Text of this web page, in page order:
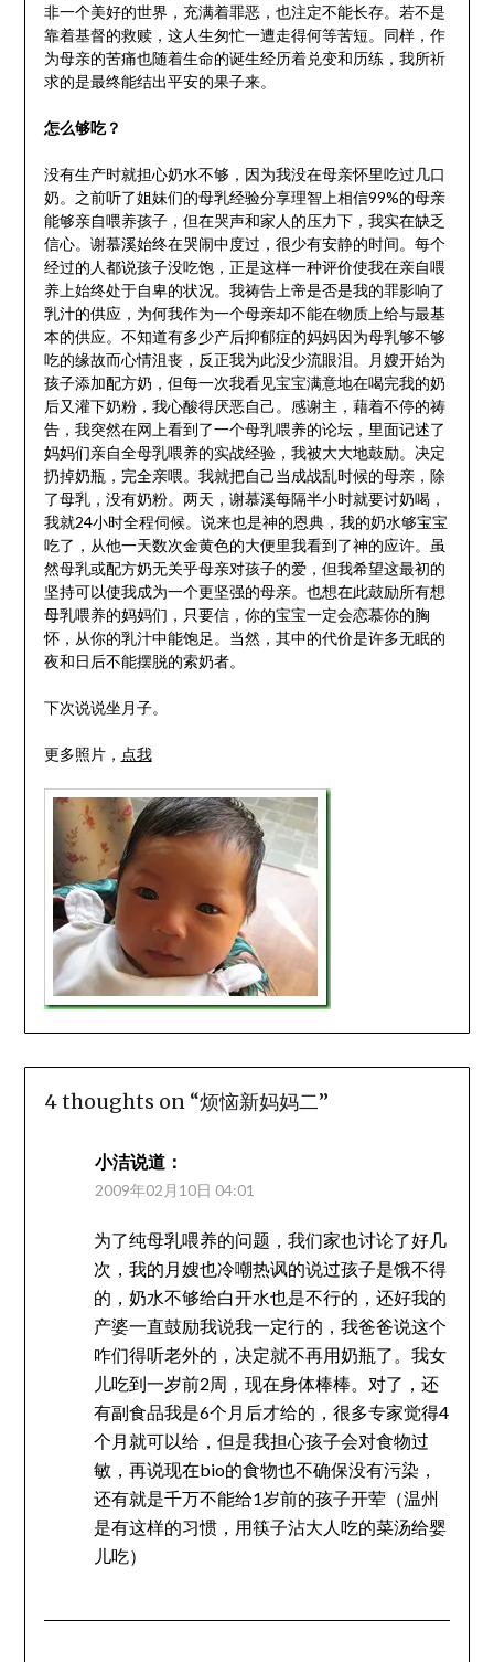
非一个美好的世界，充满着罪恶，也注定不能长存。若不是
靠着基督的救赎，这人生匆忙一遭走得何等苦短。同样，作
为母亲的苦痛也随着生命的诞生经历着兑变和历练，我所祈
求的是最终能结出平安的果子来。
怎么够吃？
没有生产时就担心奶水不够，因为我没在母亲怀里吃过几口
奶。之前听了姐妹们的母乳经验分享理智上相信99%的母亲
能够亲自喂养孩子，但在哭声和家人的压力下，我实在缺乏
信心。谢慕溪始终在哭闹中度过，很少有安静的时间。每个
经过的人都说孩子没吃饱，正是这样一种评价使我在亲自喂
养上始终处于自卑的状况。我祷告上帝是否是我的罪影响了
乳汁的供应，为何我作为一个母亲却不能在物质上给与最基
本的供应。不知道有多少产后抑郁症的妈妈因为母乳够不够
吃的缘故而心情沮丧，反正我为此没少流眼泪。月嫂开始为
孩子添加配方奶，但每一次我看见宝宝满意地在喝完我的奶
后又灌下奶粉，我心酸得厌恶自己。感谢主，藉着不停的祷
告，我突然在网上看到了一个母乳喂养的论坛，里面记述了
妈妈们亲自全母乳喂养的实战经验，我被大大地鼓励。决定
扔掉奶瓶，完全亲喂。我就把自己当成战乱时候的母亲，除
了母乳，没有奶粉。两天，谢慕溪每隔半小时就要讨奶喝，
我就24小时全程伺候。说来也是神的恩典，我的奶水够宝宝
吃了，从他一天数次金黄色的大便里我看到了神的应许。虽
然母乳或配方奶无关乎母亲对孩子的爱，但我希望这最初的
坚持可以使我成为一个更坚强的母亲。也想在此鼓励所有想
母乳喂养的妈妈们，只要信，你的宝宝一定会恋慕你的胸
怀，从你的乳汁中能饱足。当然，其中的代价是许多无眠的
夜和日后不能摆脱的索奶者。
下次说说坐月子。
更多照片， 点我
4 thoughts on “烦恼新妈妈二”
小洁说道：
2009年02月10日 04:01
为了纯母乳喂养的问题，我们家也讨论了好几
次，我的月嫂也冷嘲热讽的说过孩子是饿不得
的，奶水不够给白开水也是不行的，还好我的
产婆一直鼓励我说我一定行的，我爸爸说这个
咋们得听老外的，决定就不再用奶瓶了。我女
儿吃到一岁前2周，现在身体棒棒。对了，还
有副食品我是6个月后才给的，很多专家觉得4
个月就可以给，但是我担心孩子会对食物过
敏，再说现在bio的食物也不确保没有污染，
还有就是千万不能给1岁前的孩子开荤（温州
是有这样的习惯，用筷子沾大人吃的菜汤给婴
儿吃）